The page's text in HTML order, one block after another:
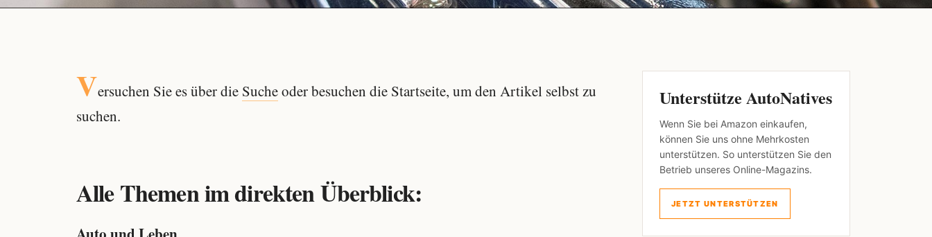
Versuchen Sie es über die Sucheoder besuchen die Startseite, um den Artikel selbst zu
suchen.
Alle Themen im direkten Überblick:
Unterstütze AutoNatives
Wenn Sie bei Amazon einkaufen,
können Sie uns ohne Mehrkosten
unterstützen. So unterstützen Sie den
Betrieb unseres Online-Magazins.
JETZT UNTERSTÜTZEN